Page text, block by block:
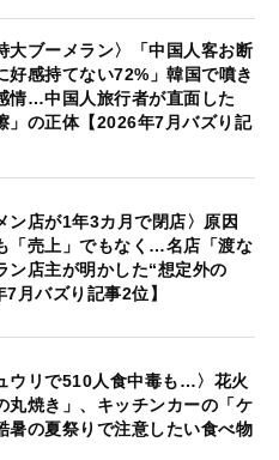
大ブーメラン〉「中国人客お断
好感持てない72%」韓国で噴き
情…中国人旅行者が直面した
」の正体【2026年7月バズり記
ン店が1年3カ月で閉店〉原因
「売上」でもなく…名店「渡な
ン店主が明かした“想定外の
月バズり記事2位】
ウリで510人食中毒も…〉花火
丸焼き」、キッチンカーの「ケ
の夏祭りで注意したい食べ物